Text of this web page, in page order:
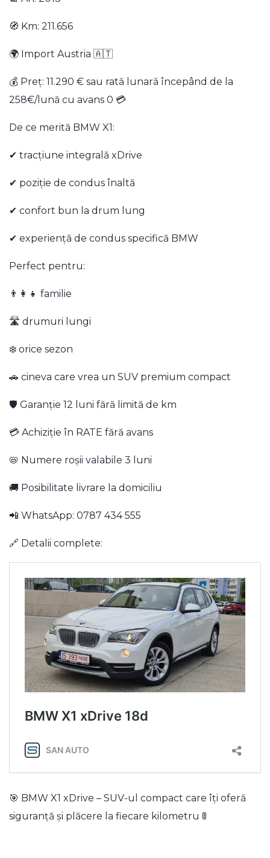
🧭 Km: 211.656
🌍 Import Austria 🇦🇹
💰 Preț: 11.290 € sau rată lunară începând de la
258€/lună cu avans 0 💳
De ce merită BMW X1:
✔ tracțiune integrală xDrive
✔ poziție de condus înaltă
✔ confort bun la drum lung
✔ experiență de condus specifică BMW
Perfect pentru:
👨‍👩‍👧 familie
🛣 drumuri lungi
❄️ orice sezon
🚗 cineva care vrea un SUV premium compact
🛡️ Garanție 12 luni fără limită de km
💳 Achiziție în RATE fără avans
📛 Numere roșii valabile 3 luni
🚚 Posibilitate livrare la domiciliu
📲 WhatsApp: 0787 434 555
🔗 Detalii complete:
🎯 BMW X1 xDrive – SUV-ul compact care îți oferă
siguranță și plăcere la fiecare kilometru 🚦